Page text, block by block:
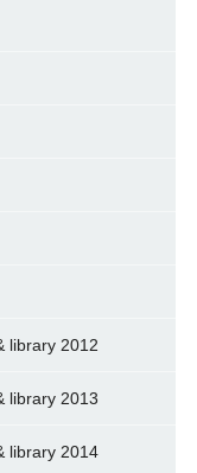
library 2012
library 2013
library 2014